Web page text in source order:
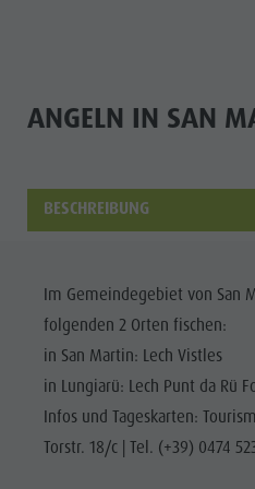
UNSERE
KULTUR
DER
KRONPLATZ
DIE
DOLOMITEN
Unsere Kultur
Der Kronplatz
Der Kronplatz
Die Dörfer
Die Dolomiten
Naturpark Fanes-Sennes-Prags
Naturpark Puez-Geisler
Verleih
Kinder und Familien
BERGLUST
Kinder und Familien
Wandern
Biken
Pilze sammeln
Angebote
Unterkunft Buchen
PLANEN
Anreise
Veranstaltungen
Ideen bei Schlechtwetter
Guest Pass
Nachhaltigkeit
Umwelt
Gesellschaft
GSTC zertifizierte Hotels
Linkedin
ANGELN IN SAN
BESCHREIBUNG
Im Gemeindegebiet von San
folgenden 2 Orten fischen:
in San Martin: Lech Vistles
in Lungiarü: Lech Punt da Rü
Infos und Tageskarten:
Torstr. 18/c | Tel. (+39) 0474